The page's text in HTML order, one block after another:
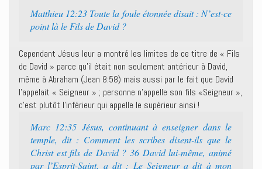
Matthieu 12:23 Toute la foule étonnée disait : N’est-ce
point là le Fils de David ?
Cependant Jésus leur a montré les limites de ce titre de « Fils
de David » parce qu’il était non seulement antérieur à David,
même à Abraham (Jean 8:58) mais aussi par le fait que David
l’appelait « Seigneur » ; personne n’appelle son fils «Seigneur »,
c’est plutôt l’inférieur qui appelle le supérieur ainsi !
Marc 12:35 Jésus, continuant à enseigner dans le
temple, dit : Comment les scribes disent-ils que le
Christ est fils de David ? 36 David lui-même, animé
par l’Esprit-Saint, a dit : Le Seigneur a dit à mon